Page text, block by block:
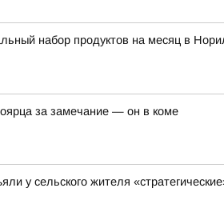
набор продуктов на месяц в
за замечание — он в коме
у сельского жителя